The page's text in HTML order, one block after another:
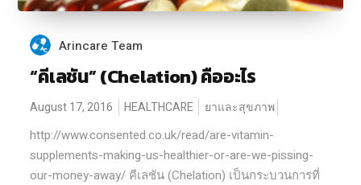
Arincare Team
“คีเลชัน” (Chelation) คืออะไร
August 17, 2016 HEALTHCARE ยาและสุขภาพ
http://www.consented.co.uk/read/are-vitamin-
supplements-making-us-healthier-or-are-we-pissing-
our-money-away/ คีเลชัน (Chelation) เป็นกระบวนการที่